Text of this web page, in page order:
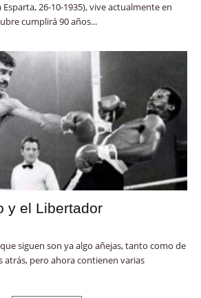
26-10-1935), vive actualmente en
cumplirá 90 años...
y el Libertador
que siguen son ya algo añejas, tanto como de
atrás, pero ahora contienen varias